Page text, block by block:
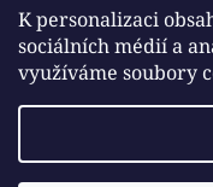
K personalizaci
sociálních médií a
využíváme soubory
info@